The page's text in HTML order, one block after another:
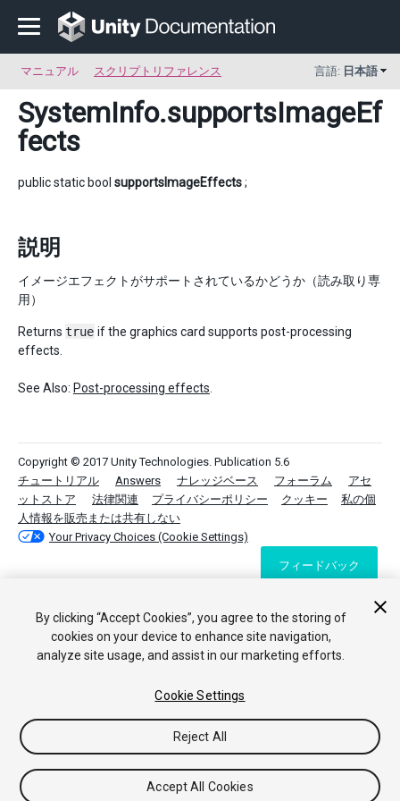
マニュアル スクリプトリファレンス 言語: 日本語
SystemInfo.supportsImageEf
fects
public static bool supportsImageEffects;
説明
イメージエフェクトがサポートされているかどうか（読み取り専
用）
Returns true if the graphics card supports post-processing
effects.
See Also: Post-processing effects
Copyright © 2017 Unity Technologies. Publication 5.6
チュートリアル
Answers ナレッジベース フォーラム
アセ
ットストア
法律関連 プライバシーポリシー クッキー
私の個
人情報を販売または共有しない
Your Privacy Choices (Cookie Settings)
フィードバック
By clicking “Accept Cookies”, you agree to the storing of
cookies on your device to enhance site navigation,
analyze site usage, and assist in our marketing efforts.
Cookie Settings
Reject All
Accept All Cookies